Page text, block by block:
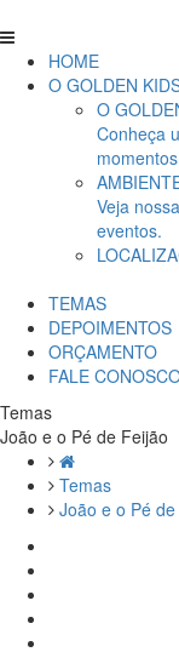
HOME
O GOLDEN
O
Conheça
Veja
eventos.
TEMAS
DEPOIMENTOS
ORÇAMENTO
FALE
Temas
João e o Pé de Feijão
Temas
João e o Pé